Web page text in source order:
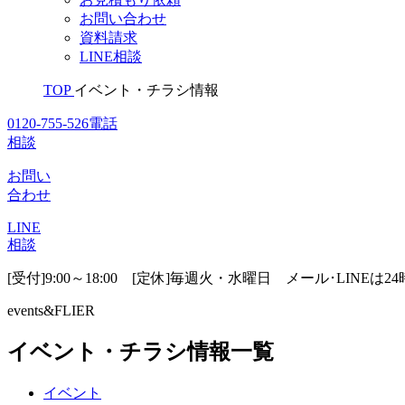
お問い合わせ
資料請求
LINE相談
TOP イベント・チラシ情報
0120-755-526電話
相談
お問い
合わせ
LINE
相談
[受付]9:00～18:00 [定休]毎週火・水曜日 メール･LINEは24
events&FLIER
イベント・チラシ情報一覧
イベント